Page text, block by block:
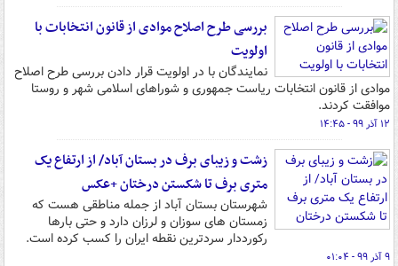
بررسی طرح اصلاح موادی از قانون انتخابات با
اولویت
نمایندگان با در اولویت قرار دادن بررسی طرح اصلاح
موادی از قانون انتخابات ریاست جمهوری و شوراهای اسلامی شهر و روستا
موافقت کردند.
۱۲ آذر ۹۹ - ۱۴:۴۵
زشت و زیبای برف در بستان آباد/ از ارتفاع یک
متری برف تا شکستن درختان +عکس
شهرستان بستان آباد از جمله مناطقی هست که
زمستان های سوزان و لرزان دارد و حتی بارها
رکورددار سردترین نقطه ایران را کسب کرده است.
۹ آذر ۹۹ - ۰۱:۰۴